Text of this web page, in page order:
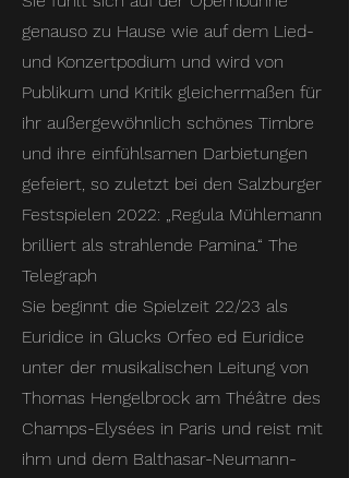
genauso zu Hause wie auf dem Lied-
und Konzertpodium und wird von
Publikum und Kritik gleichermaßen für
ihr außergewöhnlich schönes Timbre
und ihre einfühlsamen Darbietungen
gefeiert, so zuletzt bei den Salzburger
Festspielen 2022: „Regula Mühlemann
brilliert als strahlende Pamina.“ The
Telegraph
Sie beginnt die Spielzeit 22/23 als
Euridice in Glucks Orfeo ed Euridice
unter der musikalischen Leitung von
Thomas Hengelbrock am Théâtre des
Champs-Elysées in Paris und reist mit
ihm und dem Balthasar-Neumann-